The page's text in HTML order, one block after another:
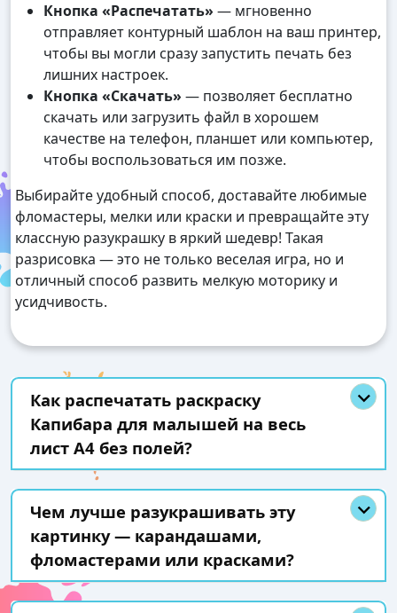
Кнопка «Распечатать» — мгновенно
отправляет контурный шаблон на ваш принтер,
чтобы вы могли сразу запустить печать без
лишних настроек.
Кнопка «Скачать» — позволяет бесплатно
скачать или загрузить файл в хорошем
качестве на телефон, планшет или компьютер,
чтобы воспользоваться им позже.
Выбирайте удобный способ, доставайте любимые
фломастеры, мелки или краски и превращайте эту
классную разукрашку в яркий шедевр! Такая
разрисовка — это не только веселая игра, но и
отличный способ развить мелкую моторику и
усидчивость.
Как распечатать раскраску
Капибара для малышей на весь
лист А4 без полей?
Чем лучше разукрашивать эту
картинку — карандашами,
фломастерами или красками?